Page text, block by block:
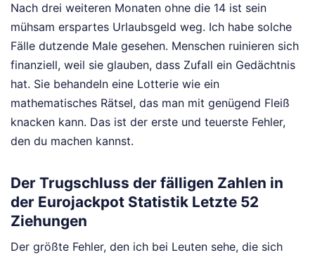
Nach drei weiteren Monaten ohne die 14 ist sein
mühsam erspartes Urlaubsgeld weg. Ich habe solche
Fälle dutzende Male gesehen. Menschen ruinieren sich
finanziell, weil sie glauben, dass Zufall ein Gedächtnis
hat. Sie behandeln eine Lotterie wie ein
mathematisches Rätsel, das man mit genügend Fleiß
knacken kann. Das ist der erste und teuerste Fehler,
den du machen kannst.
Der Trugschluss der fälligen Zahlen in
der Eurojackpot Statistik Letzte 52
Ziehungen
Der größte Fehler, den ich bei Leuten sehe, die sich